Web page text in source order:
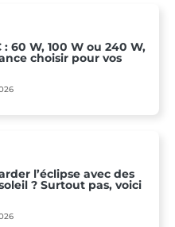
: 60 W, 100 W ou 240 W,
choisir pour vos
l’éclipse avec des
? Surtout pas, voici